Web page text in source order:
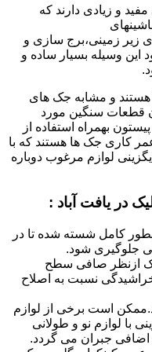
و زیادی دارند که
زیر زمینی،برج سازی و
این وسیله بسیار ساده و
جکهای زیر دارای فشار کاری 400 bar هستند و مشابه جک های
قطعات سنگین مورد
بهمراه استفاده از
کاری جک ها هستند که با
لوازم مرغوب دوباره
در یافت آباد :
کامل شسته شده تا در
جلوگیری شود.
ازنظر صافی سطح
نسبت به اصلاح
است برخی از لوازم
با لوازم نو و طولانی
جبران می گردد.